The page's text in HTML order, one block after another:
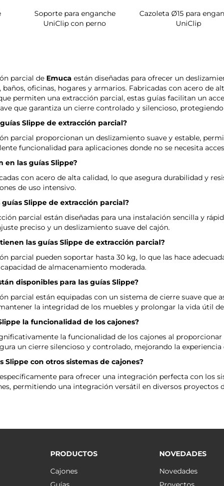
Soporte para enganche
UniClip con perno
Cazoleta Ø15 para
UniClip
parcial de Emuca están diseñadas para ofrecer un
oficinas, hogares y armarios. Fabricadas con acero de
permiten una extracción parcial, estas guías facilitan un
que garantiza un cierre controlado y silencioso,
Slippe de extracción parcial?
parcial proporcionan un deslizamiento suave y estable,
funcionalidad para aplicaciones donde no se necesita
en las guías Slippe?
con acero de alta calidad, lo que asegura durabilidad y
de uso intensivo.
Slippe de extracción parcial?
parcial están diseñadas para una instalación sencilla y
preciso y un deslizamiento suave del cajón.
las guías Slippe de extracción parcial?
parcial pueden soportar hasta 30 kg, lo que las hace
de almacenamiento moderada.
disponibles para las guías Slippe?
parcial están equipadas con un sistema de cierre suave
la integridad de los muebles y prolongar la vida útil
la funcionalidad de los cajones?
la funcionalidad de los cajones al
un cierre silencioso y controlado, mejorando la experiencia
Slippe con otros sistemas de cajones?
para ofrecer una integración perfecta con los
permitiendo una integración versátil en diversos proyectos
PRODUCTOS
Cajones
NOVEDADES
Novedades